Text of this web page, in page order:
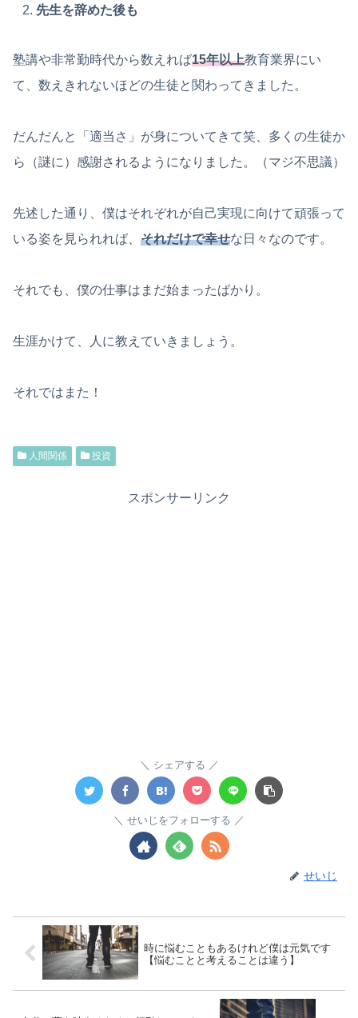
先生を辞めた後も
塾講や非常勤時代から数えれば15年以上教育業界にい
て、数えきれないほどの生徒と関わってきました。
だんだんと「適当さ」が身についてきて笑、多くの生徒か
ら（謎に）感謝されるようになりました。（マジ不思議）
先述した通り、僕はそれぞれが自己実現に向けて頑張って
いる姿を見られれば、 それだけで幸せな日々なのです。
それでも、僕の仕事はまだ始まったばかり。
生涯かけて、人に教えていきましょう。
それではまた！
人間関係 投資
スポンサーリンク
シェアする
せいじをフォローする
せいじ
時に悩むこともあるけれど僕は元気です
【悩むことと考えることは違う】